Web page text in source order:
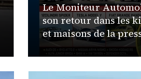
Le Moniteur
son retour dans les
et maisons de la